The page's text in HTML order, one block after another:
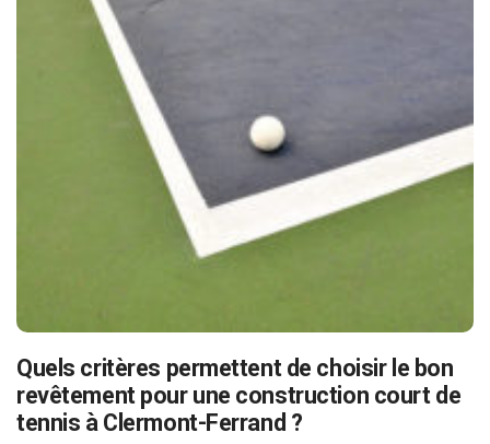
Quels critères permettent de choisir le bon
revêtement pour une construction court de
tennis à Clermont-Ferrand ?